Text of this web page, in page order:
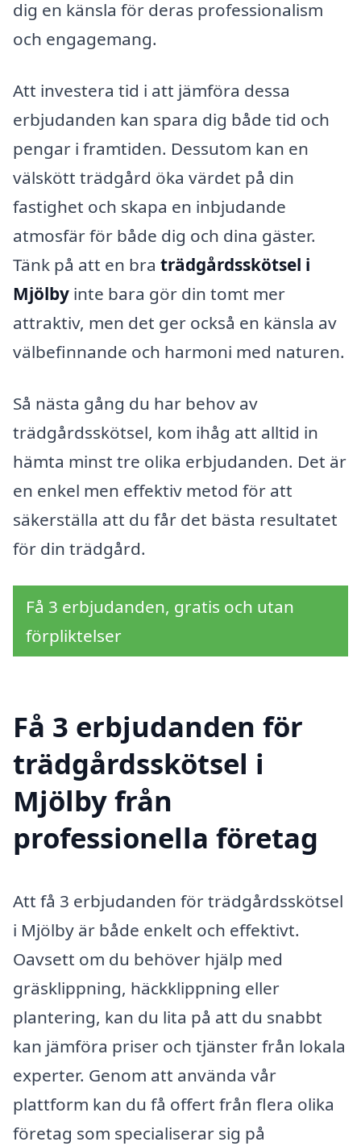
dig en känsla för deras professionalism
och engagemang.
Att investera tid i att jämföra dessa
erbjudanden kan spara dig både tid och
pengar i framtiden. Dessutom kan en
välskött trädgård öka värdet på din
fastighet och skapa en inbjudande
atmosfär för både dig och dina gäster.
Tänk på att en bra trädgårdsskötsel i
Mjölby inte bara gör din tomt mer
attraktiv, men det ger också en känsla av
välbefinnande och harmoni med naturen.
Så nästa gång du har behov av
trädgårdsskötsel, kom ihåg att alltid in
hämta minst tre olika erbjudanden. Det är
en enkel men effektiv metod för att
säkerställa att du får det bästa resultatet
för din trädgård.
Få 3 erbjudanden, gratis och utan
förpliktelser
Få 3 erbjudanden för
trädgårdsskötsel i
Mjölby från
professionella företag
Att få 3 erbjudanden för trädgårdsskötsel
i Mjölby är både enkelt och effektivt.
Oavsett om du behöver hjälp med
gräsklippning, häckklippning eller
plantering, kan du lita på att du snabbt
kan jämföra priser och tjänster från lokala
experter. Genom att använda vår
plattform kan du få offert från flera olika
företag som specialiserar sig på